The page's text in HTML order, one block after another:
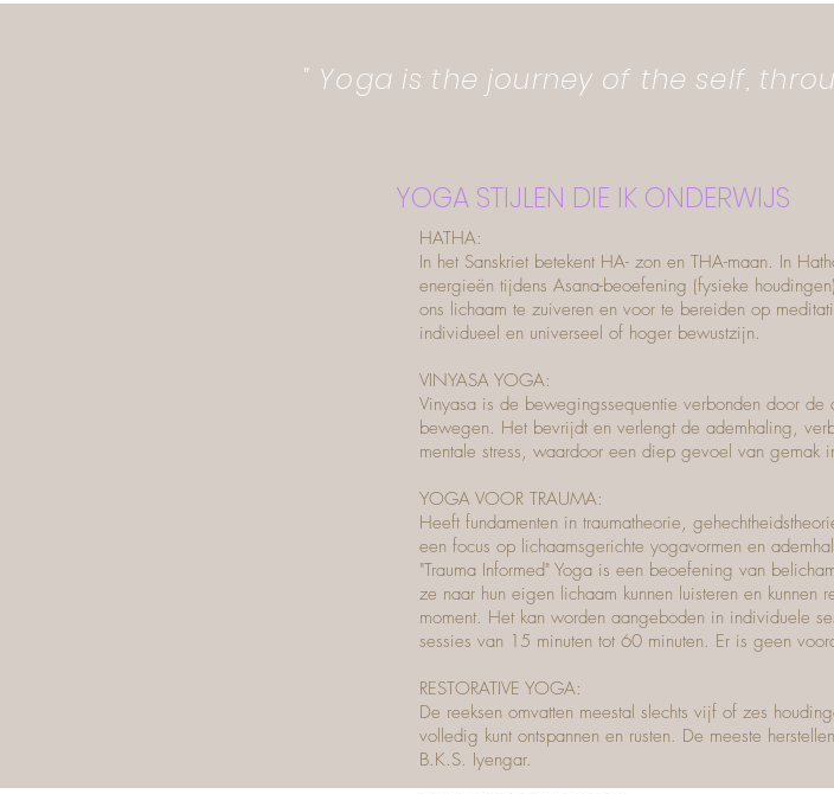
YOGA STIJLEN DIE IK ONDERWIJS
HATHA:
In het Sanskriet betekent HA- zon en THA-maan. In
energieën tijdens Asana-beoefening (fysieke
ons lichaam te zuiveren en voor te bereiden op
individueel en universeel of hoger bewustzijn.
VINYASA YOGA:
Vinyasa is de bewegingssequentie verbonden door
bewegen. Het bevrijdt en verlengt de ademhaling,
mentale stress, waardoor een diep gevoel van gemak
YOGA VOOR TRAUMA:
Heeft fundamenten in traumatheorie,
een focus op lichaamsgerichte yogavormen en
"Trauma Informed" Yoga is een beoefening van
ze naar hun eigen lichaam kunnen luisteren en
moment. Het kan worden aangeboden in individuele
sessies van 15 minuten tot 60 minuten. Er is geen
RESTORATIVE YOGA:
De reeksen omvatten meestal slechts vijf of zes
volledig kunt ontspannen en rusten. De meeste
B.K.S. Iyengar.
" Yoga is the journey of the self,